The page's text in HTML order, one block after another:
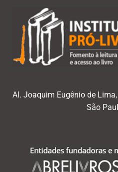
Al. Joaquim Eugênio de
São